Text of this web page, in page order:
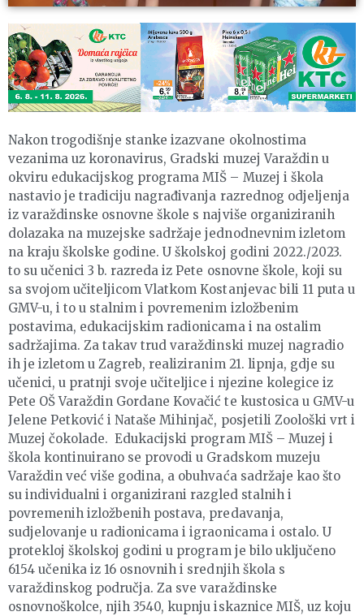
Nakon trogodišnje stanke izazvane okolnostima
vezanima uz koronavirus, Gradski muzej Varaždin u
okviru edukacijskog programa MIŠ – Muzej i škola
nastavio je tradiciju nagrađivanja razrednog odjeljenja
iz varaždinske osnovne škole s najviše organiziranih
dolazaka na muzejske sadržaje jednodnevnim izletom
na kraju školske godine. U školskoj godini 2022./2023.
to su učenici 3 b. razreda iz Pete osnovne škole, koji su
sa svojom učiteljicom Vlatkom Kostanjevac bili 11 puta u
GMV-u, i to u stalnim i povremenim izložbenim
postavima, edukacijskim radionicama i na ostalim
sadržajima. Za takav trud varaždinski muzej nagradio
ih je izletom u Zagreb, realiziranim 21. lipnja, gdje su
učenici, u pratnji svoje učiteljice i njezine kolegice iz
Pete OŠ Varaždin Gordane Kovačić te kustosica u GMV-u
Jelene Petković i Nataše Mihinjač, posjetili Zoološki vrt i
Muzej čokolade. Edukacijski program MIŠ – Muzej i
škola kontinuirano se provodi u Gradskom muzeju
Varaždin već više godina, a obuhvaća sadržaje kao što
su individualni i organizirani razgled stalnih i
povremenih izložbenih postava, predavanja,
sudjelovanje u radionicama i igraonicama i ostalo. U
protekloj školskoj godini u program je bilo uključeno
6154 učenika iz 16 osnovnih i srednjih škola s
varaždinskog područja. Za sve varaždinske
osnovnoškolce, njih 3540, kupnju iskaznice MIŠ, uz koju